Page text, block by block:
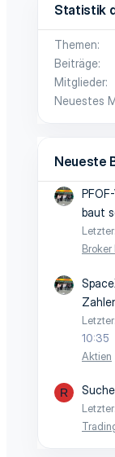
Statistik
Themen
Beiträge
Mitglieder
Neuestes
Neueste
baut
Broker
10:35
Aktien
R